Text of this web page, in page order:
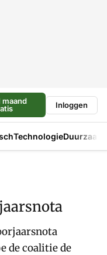
maand
Inloggen
Technologie
de coalitie de